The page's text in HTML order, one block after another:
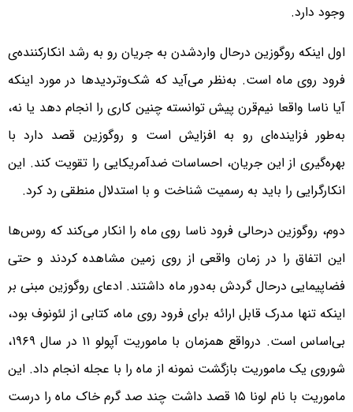
وجود دارد.
اول اینکه روگوزین درحال واردشدن به جریان رو به رشد انکارکننده‌ی
فرود روی ماه است. به‌نظر می‌آید که شک‌وتردیدها در مورد اینکه
آیا ناسا واقعا نیم‌قرن پیش توانسته چنین کاری را انجام دهد یا نه،
به‌طور فزاینده‌ای رو به افزایش است و روگوزین قصد دارد با
بهره‌گیری از این جریان، احساسات ضدآمریکایی را تقویت کند. این
انکارگرایی را باید به رسمیت شناخت و با استدلال منطقی رد کرد.
دوم، روگوزین درحالی فرود ناسا روی ماه را انکار می‌کند که روس‌ها
این اتفاق را در زمان واقعی از روی زمین مشاهده کردند و حتی
فضاپیمایی درحال گردش به‌دور ماه داشتند. ادعای روگوزین مبنی بر
اینکه تنها مدرک قابل ارائه برای فرود روی ماه، کتابی از لئونوف بود،
بی‌اساس است. درواقع همزمان با ماموریت آپولو ۱۱ در سال ۱۹۶۹،
شوروی یک ماموریت بازگشت نمونه از ماه را با عجله انجام داد. این
ماموریت با نام لونا ۱۵ قصد داشت چند صد گرم خاک ماه را درست